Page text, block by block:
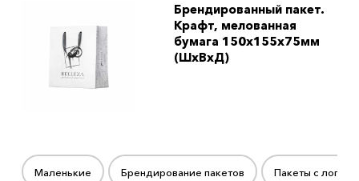
Брендированный пакет.
Крафт, мелованная
бумага 150x155x75мм
(ШхВхД)
Маленькие Брендирование пакетов Пакеты с